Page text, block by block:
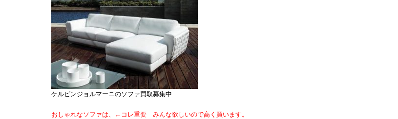
ケルビンジョルマーニのソファ買取募集中
おしゃれなソファは、←コレ重要 みんな欲しいので高く買います。